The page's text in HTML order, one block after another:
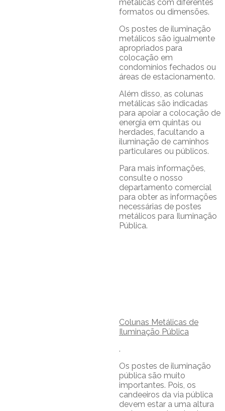
metálicas com diferentes
formatos ou dimensões.
Os postes de iluminação
metálicos são igualmente
apropriados para
colocação em
condomínios fechados ou
áreas de estacionamento.
Além disso, as colunas
metálicas são indicadas
para apoiar a colocação de
energia em quintas ou
herdades, facultando a
iluminação de caminhos
particulares ou públicos.
Para mais informações,
consulte o nosso
departamento comercial
para obter as informações
necessárias de postes
metálicos para Iluminação
Pública.
Colunas Metálicas de
Iluminação Pública
.
Os postes de iluminação
pública são muito
importantes. Pois, os
candeeiros da via pública
devem estar a uma altura